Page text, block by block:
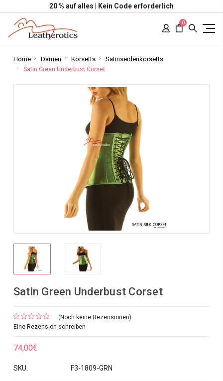
20 % auf alles | Kein Code erforderlich
0
Home Damen Korsetts Satinseidenkorsetts
Satin Green Underbust Corset
Satin Green Underbust Corset
(Noch keine Rezensionen)
Eine Rezension schreiben
74,00€
SKU: F3-1809-GRN